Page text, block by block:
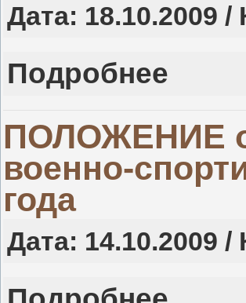
Дата: 18.10.2009
Подробнее
ПОЛОЖЕНИЕ о
военно-
года
Дата: 14.10.2009